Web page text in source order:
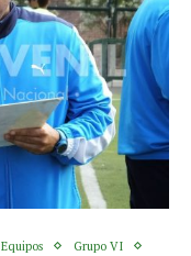
Equipos
Grupo VI